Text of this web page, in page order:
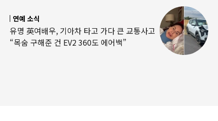
연예 소식
유명 英여배우, 기아차 타고 가다 큰 교통사고
“목숨 구해준 건 EV2 360도 에어백”